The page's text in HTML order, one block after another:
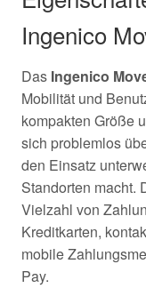
Ingenico
Das Ingenico
Mobilität und
kompakten Größe
sich problemlos
den Einsatz
Standorten macht.
Vielzahl von
Kreditkarten,
mobile
Pay.